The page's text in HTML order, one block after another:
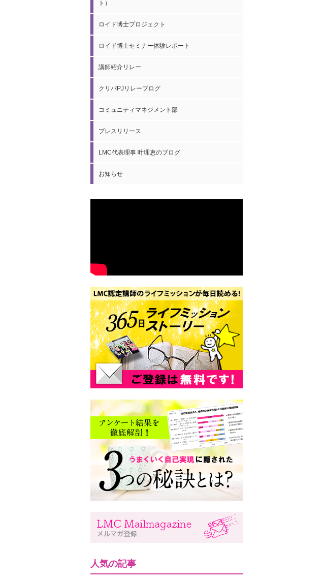
ト）
ロイド博士プロジェクト
ロイド博士セミナー体験レポート
講師紹介リレー
クリパPJリレーブログ
コミュニティマネジメント部
プレスリリース
LMC代表理事 叶理恵のブログ
お知らせ
人気の記事